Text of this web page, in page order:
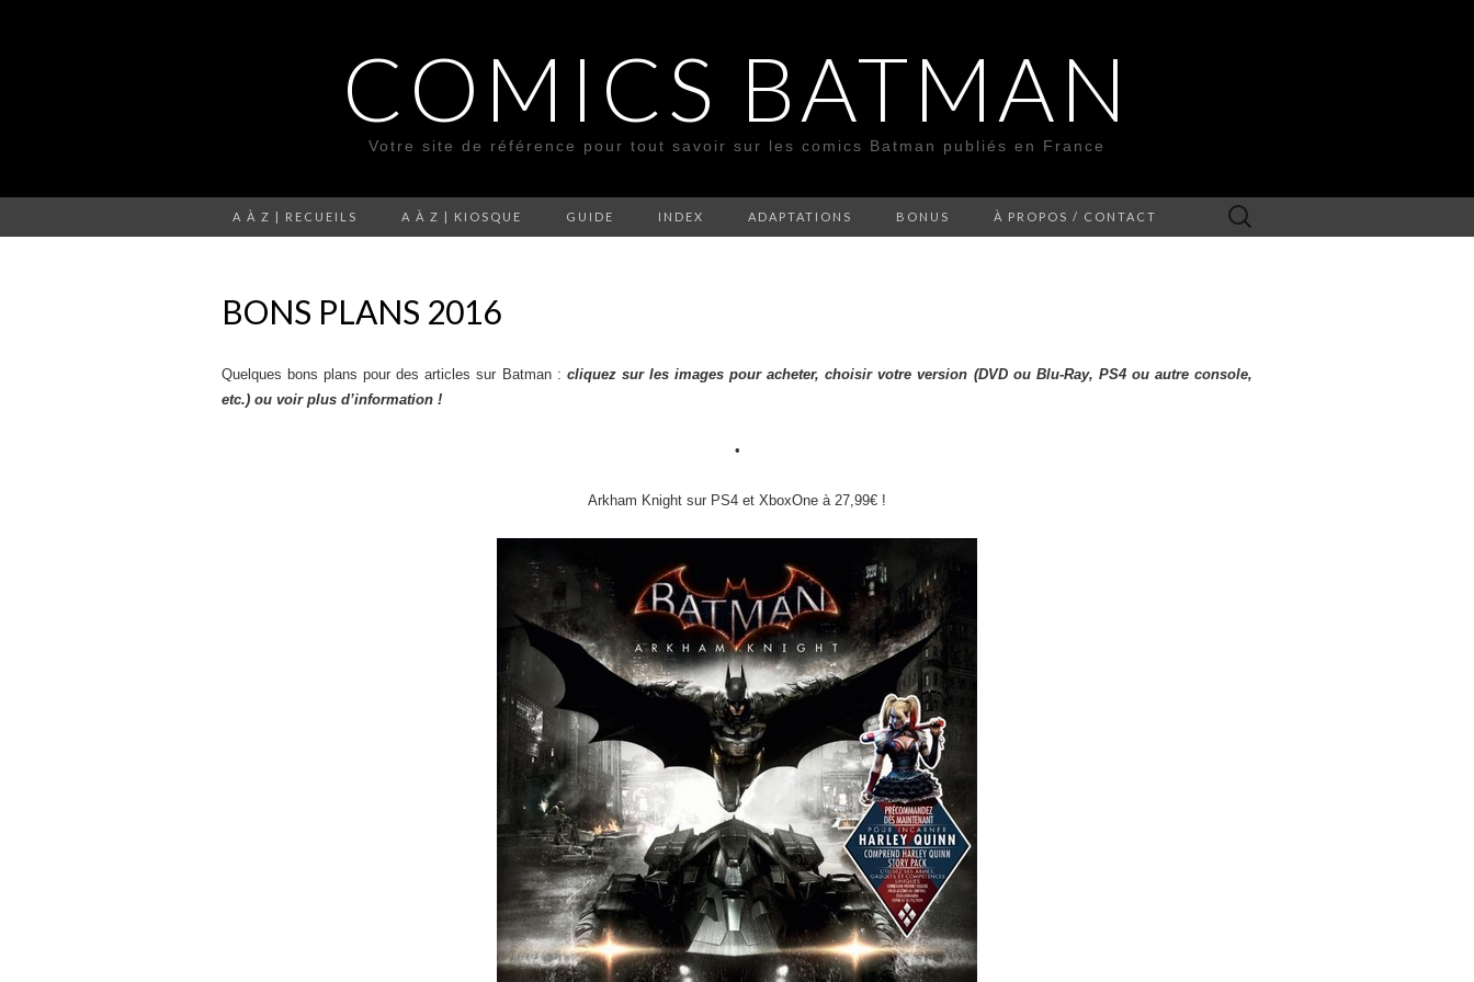
COMICS BATMAN
Votre site de référence pour tout savoir sur les comics Batman publiés en France
A À Z | RECUEILS A À Z | KIOSQUE GUIDE INDEX ADAPTATIONS BONUS À PROPOS / CONTACT Rechercher :
BONS PLANS 2016
Quelques bons plans pour des articles sur Batman : cliquez sur les images pour acheter, choisir votre version (DVD ou Blu-Ray, PS4 ou autre console,
etc.) ou voir plus d’information !
•
Arkham Knight sur PS4 et XboxOne à 27,99€ !